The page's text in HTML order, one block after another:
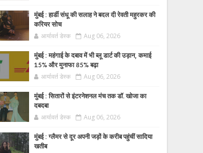
मुंबई : हार्डी संधू की सलाह ने बदल दी रेवती महुरकर की
करियर सोच
आर्यावर्त डेस्क Aug 06, 2026
मुंबई : महंगाई के दबाव में भी ब्लू डार्ट की उड़ान, कमाई
15% और मुनाफा 85% बढ़ा
आर्यावर्त डेस्क Aug 06, 2026
मुंबई : सितारों से इंटरनेशनल मंच तक डॉ. खोजा का
दबदबा
आर्यावर्त डेस्क Aug 06, 2026
मुंबई : ग्लैमर से दूर अपनी जड़ों के करीब पहुंचीं सादिया
खतीब